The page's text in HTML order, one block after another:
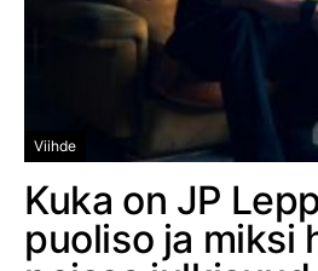
Viihde
Kuka on JP
puoliso ja miksi